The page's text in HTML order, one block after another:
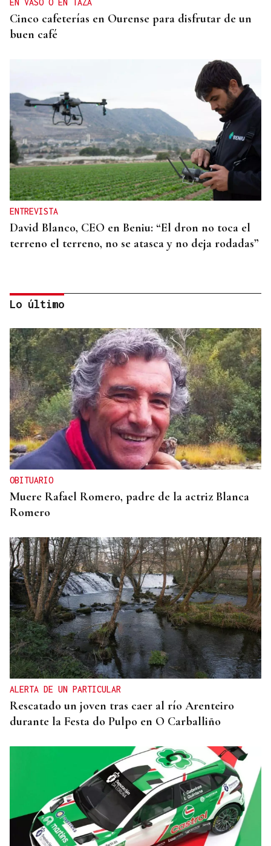
Cinco cafeterías en Ourense para disfrutar de un
buen café
ENTREVISTA
David Blanco, CEO en Beniu: “El dron no toca el
terreno el terreno, no se atasca y no deja rodadas”
DESDE O 10 ATA O 20 DE AGOSTO
Ourense eríxese desde hoxe como capital do
folclore
Lo último
OBITUARIO
Muere Rafael Romero, padre de la actriz Blanca
Romero
ALERTA DE UN PARTICULAR
Rescatado un joven tras caer al río Arenteiro
durante la Festa do Pulpo en O Carballiño